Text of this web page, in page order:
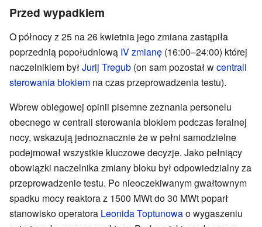
Przed wypadkiem
O północy z 25 na 26 kwietnia jego zmiana zastąpiła
poprzednią popołudniową IV zmianę (16:00–24:00) której
naczelnikiem byłJurij Tregub (on sam pozostał wcentrali
sterowania blokiem na czas przeprowadzenia testu).
Wbrew obiegowej opinii pisemne zeznania personelu
obecnego w centrali sterowania blokiem podczas feralnej
nocy, wskazują jednoznacznie że w pełni samodzielne
podejmował wszystkie kluczowe decyzje. Jako pełniący
obowiązki naczelnika zmiany bloku był odpowiedzialny za
przeprowadzenie testu. Po nieoczekiwanym gwałtownym
spadku mocy reaktora z 1500 MWt do 30 MWt poparł
stanowisko operatora Leonida Toptunowao wygaszeniu